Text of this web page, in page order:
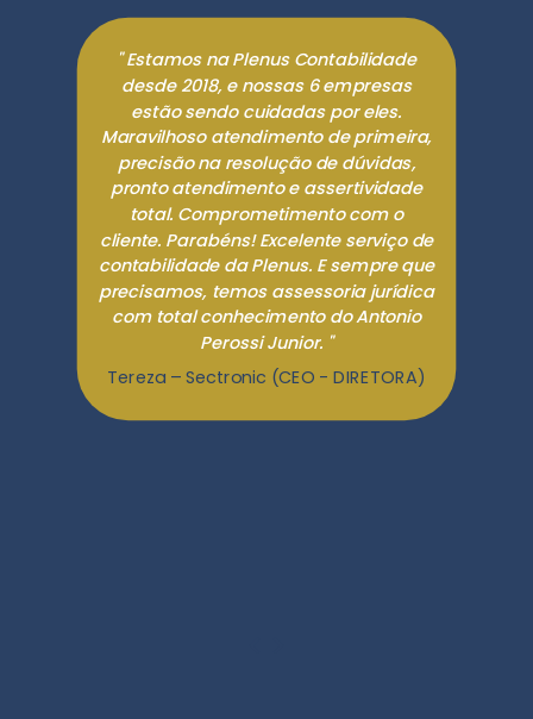
" Estamos na Plenus Contabilidade
desde 2018, e nossas 6 empresas
estão sendo cuidadas por eles.
Maravilhoso atendimento de primeira,
precisão na resolução de dúvidas,
pronto atendimento e assertividade
total. Comprometimento com o
cliente. Parabéns! Excelente serviço de
contabilidade da Plenus. E sempre que
precisamos, temos assessoria jurídica
com total conhecimento do Antonio
Perossi Junior. "
Tereza – Sectronic (CEO - DIRETORA)